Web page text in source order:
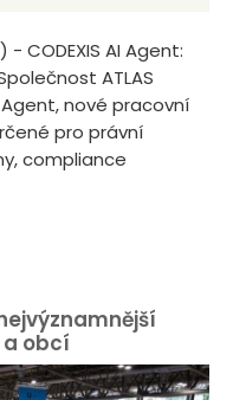
- CODEXIS AI Agent:
ATLAS
Agent, nové pracovní
pro právní
compliance
obcí